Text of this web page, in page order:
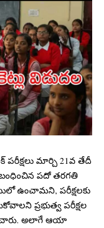
పరీక్షలు మార్చి 21వ తేదీ
పదో తరగతి
ఉంచామని, పరీక్షలకు
ప్రభుత్వ పరీక్షల
అలాగే ఆయా